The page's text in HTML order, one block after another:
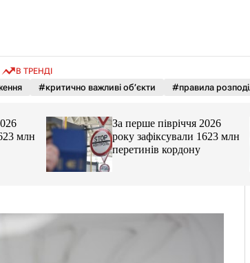
В ТРЕНДІ
#критично важливі об’єкти #правила
За перше півріччя 2026
року зафіксували 1623 млн
перетинів кордону